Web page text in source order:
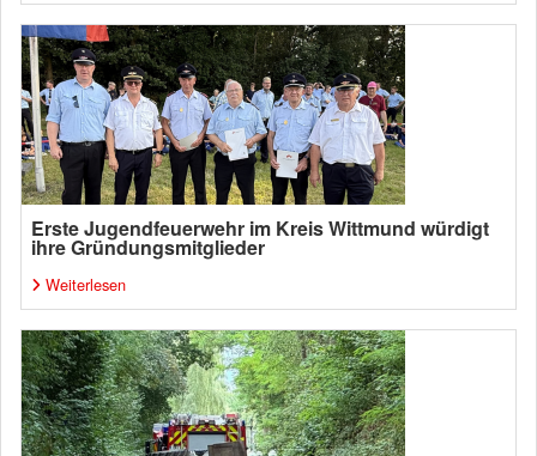
Erste Jugendfeuerwehr im Kreis Wittmund würdigt
ihre Gründungsmitglieder
Weiterlesen